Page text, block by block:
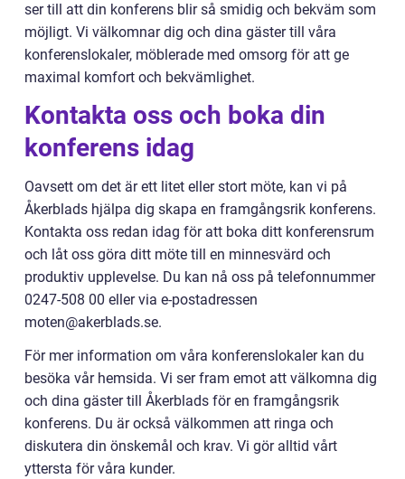
ser till att din konferens blir så smidig och bekväm som
möjligt. Vi välkomnar dig och dina gäster till våra
konferenslokaler, möblerade med omsorg för att ge
maximal komfort och bekvämlighet.
Kontakta oss och boka din
konferens idag
Oavsett om det är ett litet eller stort möte, kan vi på
Åkerblads hjälpa dig skapa en framgångsrik konferens.
Kontakta oss redan idag för att boka ditt konferensrum
och låt oss göra ditt möte till en minnesvärd och
produktiv upplevelse. Du kan nå oss på telefonnummer
0247-508 00 eller via e-postadressen
moten@akerblads.se.
För mer information om våra konferenslokaler kan du
besöka vår hemsida. Vi ser fram emot att välkomna dig
och dina gäster till Åkerblads för en framgångsrik
konferens. Du är också välkommen att ringa och
diskutera din önskemål och krav. Vi gör alltid vårt
yttersta för våra kunder.